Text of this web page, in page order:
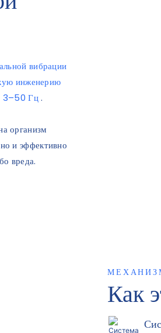
вибрации
инженерию
3–50 Гц.
организм
и эффективно
вреда.
Как